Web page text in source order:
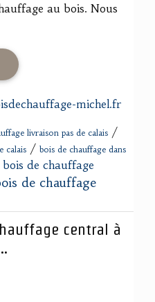
au bois. Nous
michel.fr
livraison pas de calais /
calais / bois de chauffage dans
bois de chauffage
de chauffage
central à